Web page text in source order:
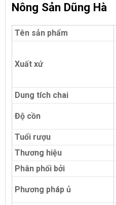
Nông Sản Dũng Hà
Tên sản phẩm
Xuất xứ
Dung tích chai
Độ cồn
Tuổi rượu
Thương hiệu
Phân phối bởi
Phương pháp ủ